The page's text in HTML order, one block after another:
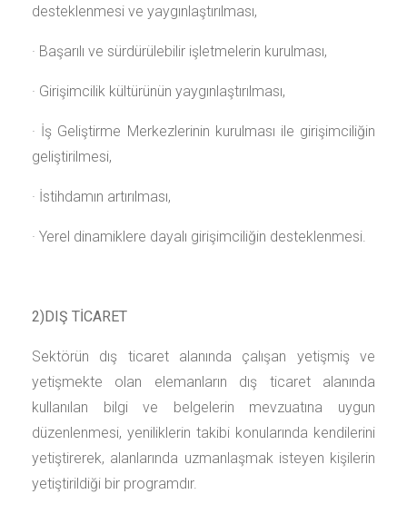
desteklenmesi ve yaygınlaştırılması,
· Başarılı ve sürdürülebilir işletmelerin kurulması,
· Girişimcilik kültürünün yaygınlaştırılması,
· İş Geliştirme Merkezlerinin kurulması ile girişimciliğin
geliştirilmesi,
· İstihdamın artırılması,
· Yerel dinamiklere dayalı girişimciliğin desteklenmesi.
2)DIŞ TİCARET
​Sektörün dış ticaret alanında çalışan yetişmiş ve
yetişmekte olan elemanların dış ticaret alanında
kullanılan bilgi ve belgelerin mevzuatına uygun
düzenlenmesi, yeniliklerin takibi konularında kendilerini
yetiştirerek, alanlarında uzmanlaşmak isteyen kişilerin
yetiştirildiği bir programdır.